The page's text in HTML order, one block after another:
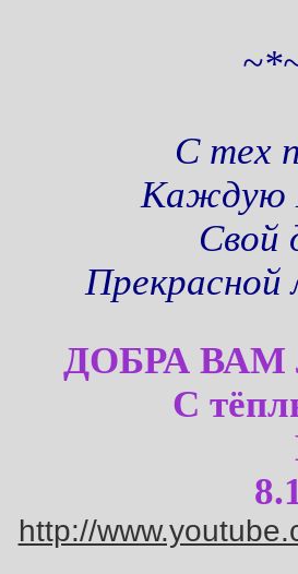
С тех
Каждую
Свой
ДОБРА
С
http://